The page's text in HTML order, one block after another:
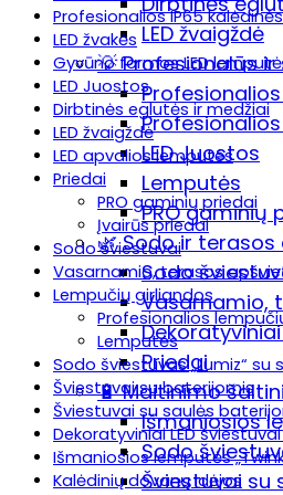
LED žvaigždė
💡 Profesionalūs
LED Juostos
Lemputės
PRO gaminių
🌿 Sodo ir
Sodo
Vasarnamio,
Priedai
🔋 Maitinimo
Išmaniosios
Sodo
Šviestuvai su
Profesionalios IP65
LED žvakės
Gyvūno formos LED
LED Juostos
Dirbtinės eglutės ir medžiai
LED žvaigždė
LED apvalios lemputės
Priedai
PRO gaminių priedai
Įvairūs priedai
Sodo šviestuvai
Vasarnamio, terasos
Lempučių girliandos
Profesionalios
Lemputės
Sodo šviestuvas „Lumiz“ su
Šviestuvai su baterijomis
Šviestuvai su saulės
Dekoratyviniai LED
Išmaniosios lemputės
Kalėdinių dovanų idėjos